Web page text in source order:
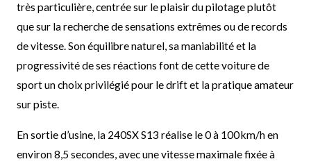
très particulière, centrée sur le plaisir du pilotage plutôt
que sur la recherche de sensations extrêmes ou de records
de vitesse. Son équilibre naturel, sa maniabilité et la
progressivité de ses réactions font de cette voiture de
sport un choix privilégié pour le drift et la pratique amateur
sur piste.
En sortie d’usine, la 240SX S13 réalise le 0 à 100 km/h en
environ 8,5 secondes, avec une vitesse maximale fixée à